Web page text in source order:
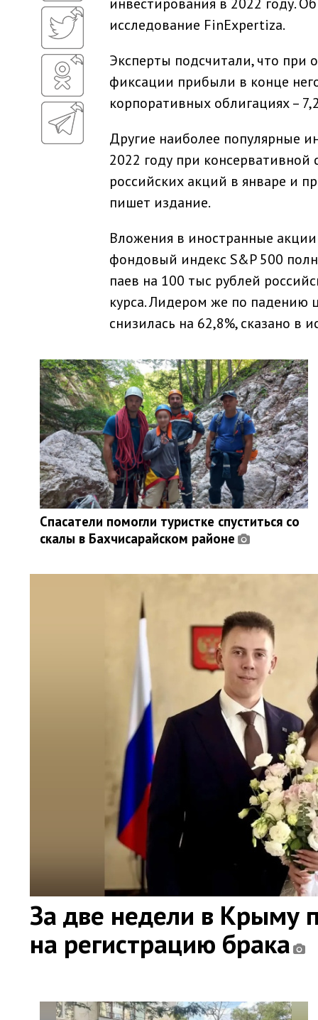
исследование FinExpertiza.
Эксперты подсчитали, что при
фиксации прибыли в конце
корпоративных облигациях –
Другие наиболее популярные
2022 году при консервативной
российских акций в январе и
пишет издание.
Вложения в иностранные
фондовый индекс S&P 500
паев на 100 тыс рублей
курса. Лидером же по падению
снизилась на 62,8%, сказано в
Спасатели помогли туристке спуститься со
скалы в Бахчисарайском районе
За две недели в Крыму
на регистрацию брака